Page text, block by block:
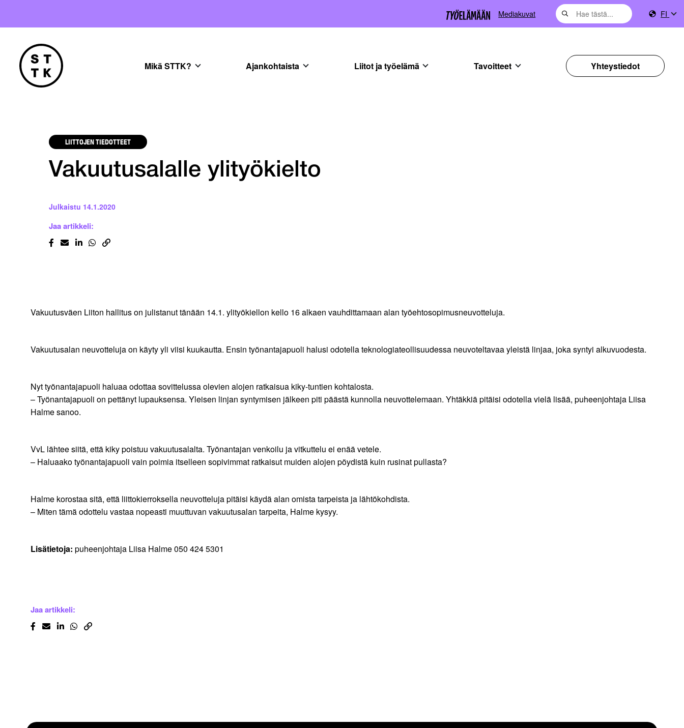
Mediakuvat FI
Mikä STTK? Ajankohtaista Liitot ja työelämä Tavoitteet Yhteystiedot
LIITTOJEN TIEDOTTEET
Vakuutusalalle ylityökielto
Julkaistu 14.1.2020
Jaa artikkeli:
Vakuutusväen Liiton hallitus on julistanut tänään 14.1. ylityökiellon kello 16 alkaen vauhdittamaan alan työehtosopimusneuvotteluja.
Vakuutusalan neuvotteluja on käyty yli viisi kuukautta. Ensin työnantajapuoli halusi odotella teknologiateollisuudessa neuvoteltavaa yleistä linjaa, joka syntyi alkuvuodesta.
Nyt työnantajapuoli haluaa odottaa sovittelussa olevien alojen ratkaisua kiky-tuntien kohtalosta.
– Työnantajapuoli on pettänyt lupauksensa. Yleisen linjan syntymisen jälkeen piti päästä kunnolla neuvottelemaan. Yhtäkkiä pitäisi odotella vielä lisää, puheenjohtaja Liisa
Halme sanoo.
VvL lähtee siitä, että kiky poistuu vakuutusalalta. Työnantajan venkoilu ja vitkuttelu ei enää vetele.
– Haluaako työnantajapuoli vain poimia itselleen sopivimmat ratkaisut muiden alojen pöydistä kuin rusinat pullasta?
Halme korostaa sitä, että liittokierroksella neuvotteluja pitäisi käydä alan omista tarpeista ja lähtökohdista.
– Miten tämä odottelu vastaa nopeasti muuttuvan vakuutusalan tarpeita, Halme kysyy.
Lisätietoja: puheenjohtaja Liisa Halme 050 424 5301
Jaa artikkeli: